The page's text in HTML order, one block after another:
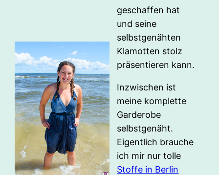
geschaffen hat
und seine
selbstgenähten
Klamotten stolz
präsentieren kann.
Inzwischen ist
meine komplette
Garderobe
selbstgenäht.
Eigentlich brauche
ich mir nur tolle
Stoffe in Berlin